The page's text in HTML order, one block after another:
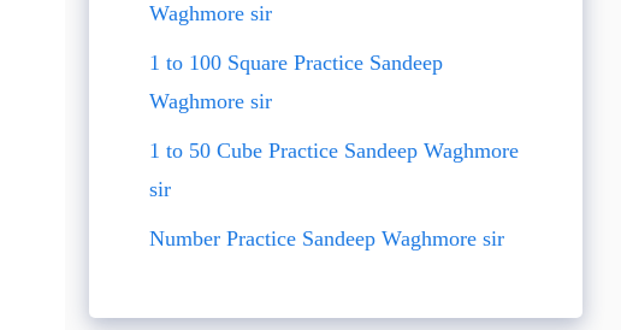
Waghmore sir
1 to 100 Square Practice Sandeep
Waghmore sir
1 to 50 Cube Practice Sandeep Waghmore
sir
Number Practice Sandeep Waghmore sir